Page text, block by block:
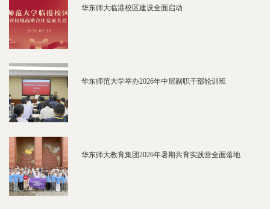
华东师大临港校区建设全面启动
华东师范大学举办2026年中层副职干部轮训班
华东师大教育集团2026年暑期共育实践营全面落地